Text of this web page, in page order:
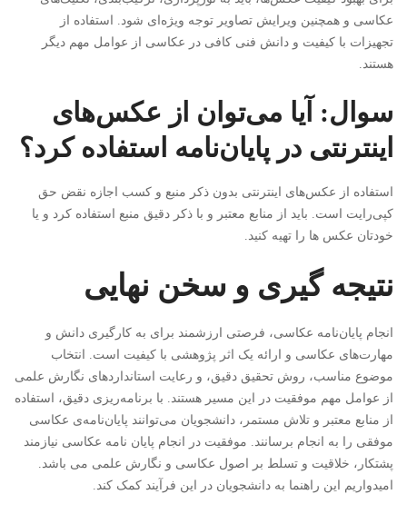
عکاسی و همچنین ویرایش تصاویر توجه ویژه‌ای شود. استفاده از
تجهیزات با کیفیت و دانش فنی کافی در عکاسی از عوامل مهم دیگر
هستند.
سوال: آیا می‌توان از عکس‌های
اینترنتی در پایان‌نامه استفاده کرد؟
استفاده از عکس‌های اینترنتی بدون ذکر منبع و کسب اجازه نقض حق
کپی‌رایت است. باید از منابع معتبر و با ذکر دقیق منبع استفاده کرد و یا
خودتان عکس ها را تهیه کنید.
نتیجه گیری و سخن نهایی
انجام پایان‌نامه عکاسی، فرصتی ارزشمند برای به کارگیری دانش و
مهارت‌های عکاسی و ارائه یک اثر پژوهشی با کیفیت است. انتخاب
موضوع مناسب، روش تحقیق دقیق، و رعایت استانداردهای نگارش علمی
از عوامل مهم موفقیت در این مسیر هستند. با برنامه‌ریزی دقیق، استفاده
از منابع معتبر و تلاش مستمر، دانشجویان می‌توانند پایان‌نامه‌ی عکاسی
موفقی را به انجام برسانند. موفقیت در انجام پایان نامه عکاسی نیازمند
پشتکار، خلاقیت و تسلط بر اصول عکاسی و نگارش علمی می باشد.
امیدواریم این راهنما به دانشجویان در این فرآیند کمک کند.